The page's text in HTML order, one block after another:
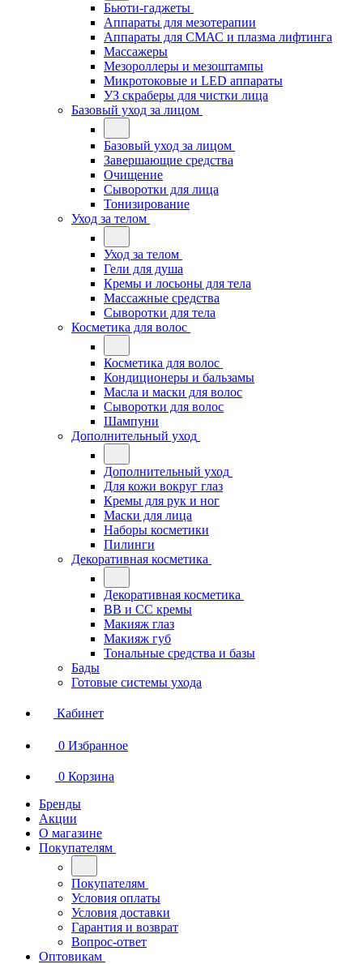
Бьюти-гаджеты
Аппараты для мезотерапии
Аппараты для СМАС и плазма лифтинга
Массажеры
Мезороллеры и мезоштампы
Микротоковые и LED аппараты
УЗ скраберы для чистки лица
Базовый уход за лицом
Базовый уход за лицом
Завершающие средства
Очищение
Сыворотки для лица
Тонизирование
Уход за телом
Уход за телом
Гели для душа
Кремы и лосьоны для тела
Массажные средства
Сыворотки для тела
Косметика для волос
Косметика для волос
Кондиционеры и бальзамы
Масла и маски для волос
Сыворотки для волос
Шампуни
Дополнительный уход
Дополнительный уход
Для кожи вокруг глаз
Кремы для рук и ног
Маски для лица
Наборы косметики
Пилинги
Декоративная косметика
Декоративная косметика
BB и СС кремы
Макияж глаз
Макияж губ
Тональные средства и базы
Бады
Готовые системы ухода
Кабинет
0 Избранное
0 Корзина
Бренды
Акции
О магазине
Покупателям
Покупателям
Условия оплаты
Условия доставки
Гарантия и возврат
Вопрос-ответ
Оптовикам